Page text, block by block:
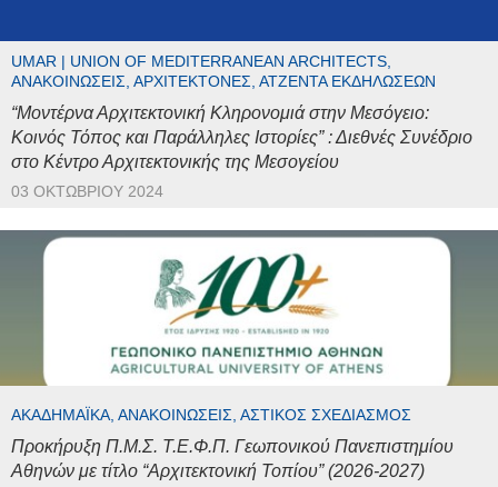
UMAR | UNION OF MEDITERRANEAN ARCHITECTS,
ΑΝΑΚΟΙΝΏΣΕΙΣ, ΑΡΧΙΤΈΚΤΟΝΕΣ, ΑΤΖΈΝΤΑ ΕΚΔΗΛΏΣΕΩΝ
“Μοντέρνα Αρχιτεκτονική Κληρονομιά στην Μεσόγειο:
Κοινός Τόπος και Παράλληλες Ιστορίες” : Διεθνές Συνέδριο
στο Κέντρο Αρχιτεκτονικής της Μεσογείου
03 ΟΚΤΩΒΡΊΟΥ 2024
ΑΚΑΔΗΜΑΪΚΆ, ΑΝΑΚΟΙΝΏΣΕΙΣ, ΑΣΤΙΚΌΣ ΣΧΕΔΙΑΣΜΌΣ
Προκήρυξη Π.Μ.Σ. Τ.Ε.Φ.Π. Γεωπονικού Πανεπιστημίου
Αθηνών με τίτλο “Αρχιτεκτονική Τοπίου” (2026-2027)